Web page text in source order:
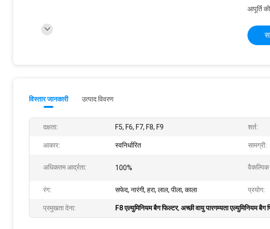
आपूर्ति
विस्तार जानकारी उत्पाद विवरण
दक्षता: F5, F6, F7, F8, F9 शर्त:
आकार: स्वनिर्धारित सामग्री:
अधिकतम आर्द्रता: 100% वैकल्पिक
रंग: सफेद, नारंगी, हरा, लाल, पीला, काला प्रयोग:
प्रमुखता देना: F8 एल्युमिनियम बैग फिल्टर, अच्छी वायु पारगम्यता एल्युमिनियम बैग